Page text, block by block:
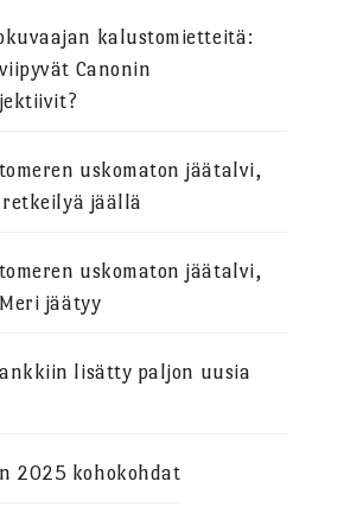
kalustomietteitä:
Canonin
uskomaton jäätalvi,
retkeilyä jäällä
uskomaton jäätalvi,
jäätyy
lisätty paljon uusia
2025 kohokohdat